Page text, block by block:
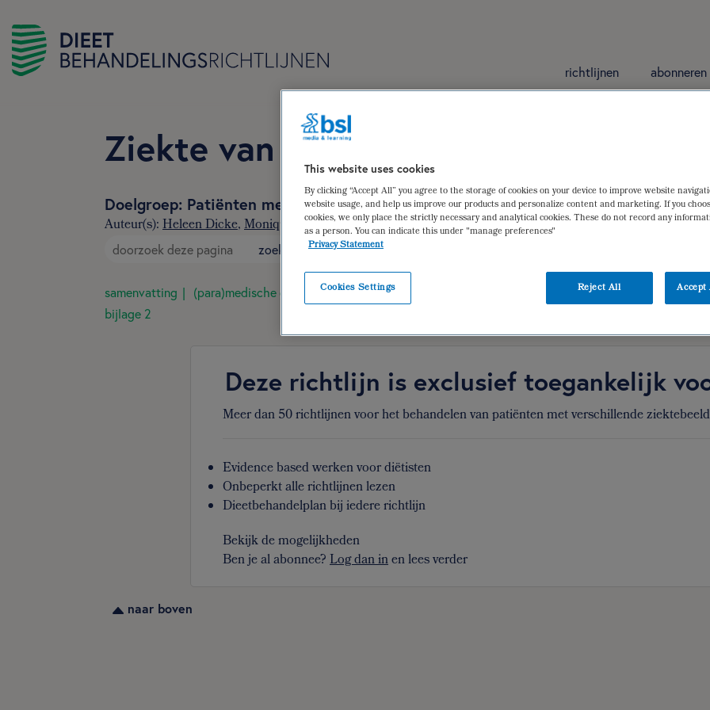
richtlijnen abonneren
Ziekte van Parkinson
Doelgroep: Patiënten met de ziekte van Parkinson
Auteur(s):Heleen Dicke,Monique van Asseldonk
zoek
samenvatting (para)medische gegevens diëtistische gegevens dieetbehandelplan verantwoording |
bijlage 2
Deze richtlijn is exclusief toegankelijk
Meer dan 50 richtlijnen voor het behandelen van patiënten met verschillende
Evidence based werken voor diëtisten
Onbeperkt alle richtlijnen lezen
Dieetbehandelplan bij iedere richtlijn
Bekijk de mogelijkheden
Ben je al abonnee?Log dan inen lees verder
naar boven
This website uses cookies
By clicking “Accept All” you agree to the storage of cookies on your device to improve website
website usage, and help us improve our products and personalize content and marketing. If you
cookies, we only place the strictly necessary and analytical cookies. These do not record any
as a person. You can indicate this under "manage preferences"
Privacy Statement
Cookies Settings Reject All